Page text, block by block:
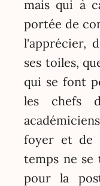
mais qui à
portée de
l'apprécier,
ses toiles,
qui se font
les chefs
foyer et de
temps ne
pour la